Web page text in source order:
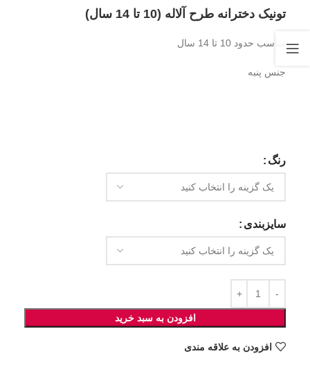
تونیک دخترانه طرح آلاله (10 تا 14 سال)
مناسب حدود 10 تا 14 سال
جنس پنبه
رنگ
سایزبندی
افزودن به سبد خرید
افزودن به علاقه مندی